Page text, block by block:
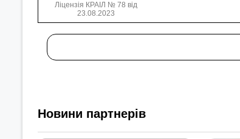
Ліцензія КРАІЛ № 78 від
23.08.2023